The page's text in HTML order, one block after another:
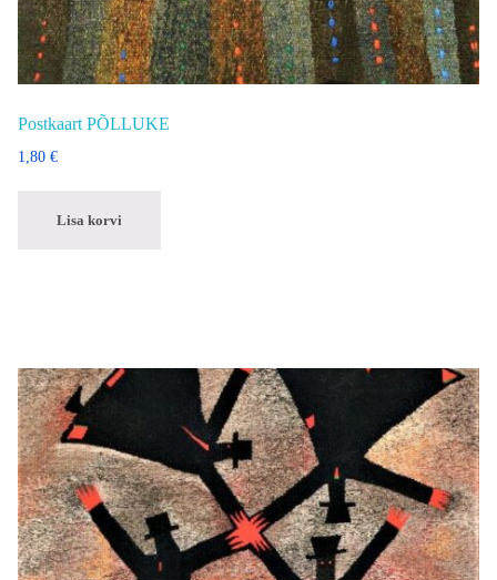
Postkaart PÕLLUKE
1,80 €
Lisa korvi